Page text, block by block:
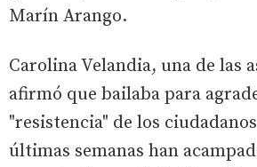
Marín Arango.
Carolina Velandia, una de las
afirmó que bailaba para
"resistencia" de los
últimas semanas han